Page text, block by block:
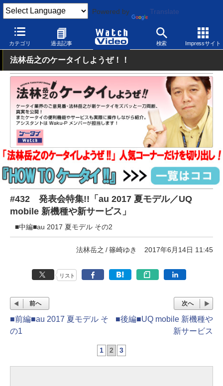
Powered by Translate
カテゴリ 過去記事 検索 Impressサイト
Watch Video 発表会
法林岳之のケータイしようぜ！！
#432 発表会特集!!「au 2017 夏モデル／UQ
mobile 新機種や新サービス」
■中編■au 2017 夏モデル その2
法林岳之 篠崎ゆき 2017年6月14日 11:45
リスト
前へ
■前編■au 2017 夏モデル そ
の1
次へ
■後編■UQ mobile 新機種や
新サービス
1 2 3